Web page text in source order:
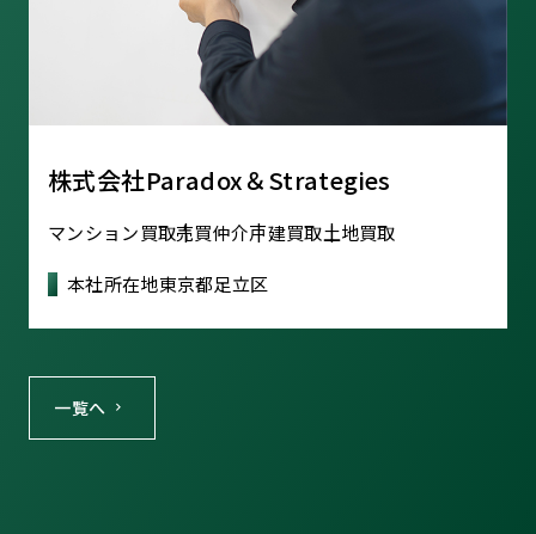
一覧へ
株式会社Paradox＆Strategies
マンション買取売買仲介戸建買取土地買取
本社所在地東京都足立区